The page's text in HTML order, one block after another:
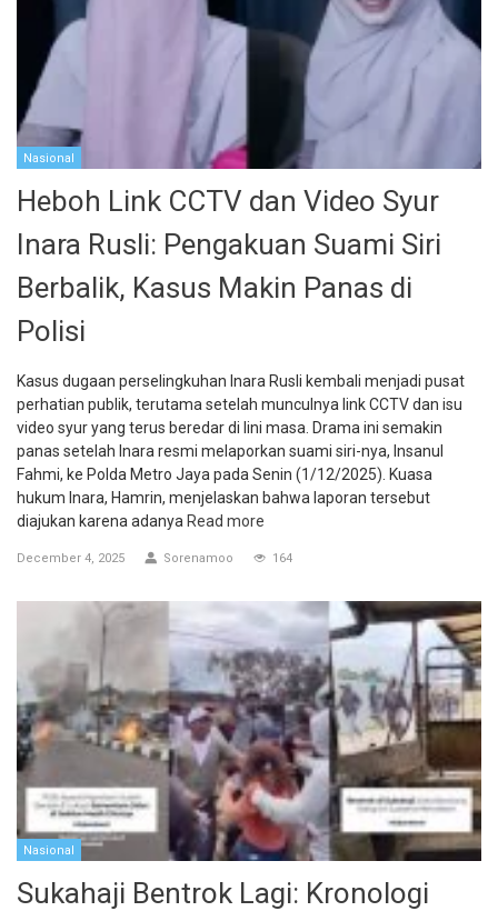
Nasional
Heboh Link CCTV dan Video Syur
Inara Rusli: Pengakuan Suami Siri
Berbalik, Kasus Makin Panas di
Polisi
Kasus dugaan perselingkuhan Inara Rusli kembali menjadi pusat
perhatian publik, terutama setelah munculnya link CCTV dan isu
video syur yang terus beredar di lini masa. Drama ini semakin
panas setelah Inara resmi melaporkan suami siri-nya, Insanul
Fahmi, ke Polda Metro Jaya pada Senin (1/12/2025). Kuasa
hukum Inara, Hamrin, menjelaskan bahwa laporan tersebut
diajukan karena adanya Read more
December 4, 2025 Sorenamoo 164
Nasional
Sukahaji Bentrok Lagi: Kronologi